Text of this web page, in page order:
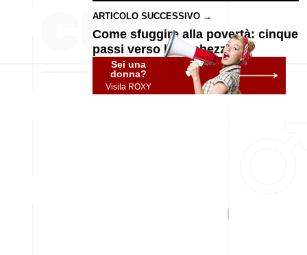
ARTICOLO SUCCESSIVO →
Come sfuggire alla povertà: cinque
passi verso la ricchezza
Sei una
donna?
Visita ROXY